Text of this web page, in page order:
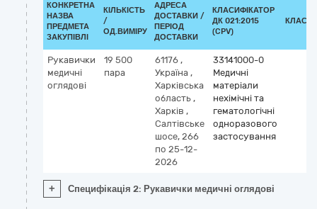
КОНКРЕТНА
НАЗВА
ПРЕДМЕТА
ЗАКУПІВЛІ
КІЛЬКІСТЬ
/
ОД.ВИМІРУ
АДРЕСА
ДОСТАВКИ /
ПЕРІОД
ДОСТАВКИ
КЛАСИФІКАТОР
ДК 021:2015
(CPV)
Рукавички
медичні
оглядові
19 500
пара
61176 ,
Україна ,
Харківська
область ,
Харків ,
Салтівське
шосе, 266
по 25-12-
2026
33141000-0
Медичні
матеріали
нехімічні та
гематологічні
одноразового
застосування
+ Специфікація 2: Рукавички медичні оглядові